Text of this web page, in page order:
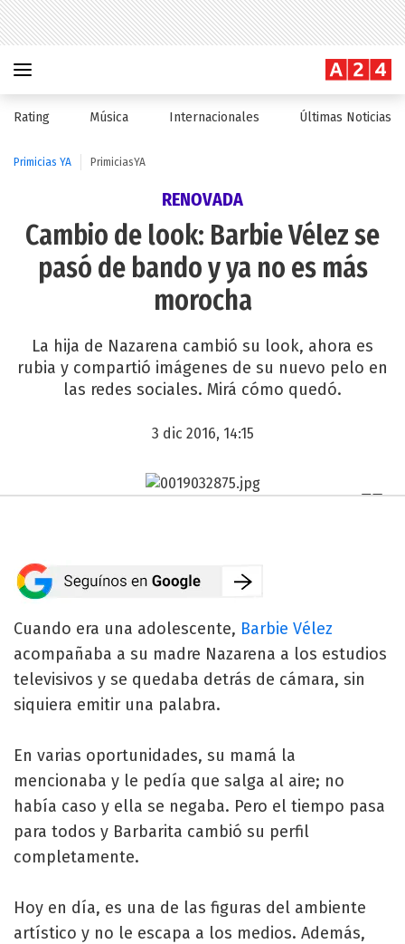
Rating Música Internacionales Últimas Noticias
Primicias YA PrimiciasYA
RENOVADA
Cambio de look: Barbie Vélez se
pasó de bando y ya no es más
morocha
La hija de Nazarena cambió su look, ahora es
rubia y compartió imágenes de su nuevo pelo en
las redes sociales. Mirá cómo quedó.
3 dic 2016, 14:15
Cuando era una adolescente, Barbie Vélez
acompañaba a su madre Nazarena a los estudios
televisivos y se quedaba detrás de cámara, sin
siquiera emitir una palabra.
En varias oportunidades, su mamá la
mencionaba y le pedía que salga al aire; no
había caso y ella se negaba. Pero el tiempo pasa
para todos y Barbarita cambió su perfil
completamente.
Hoy en día, es una de las figuras del ambiente
artístico y no le escapa a los medios. Además,